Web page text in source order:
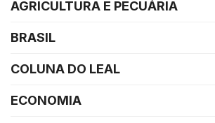
AGRICULTURA E PECUÁRIA
BRASIL
COLUNA DO LEAL
ECONOMIA